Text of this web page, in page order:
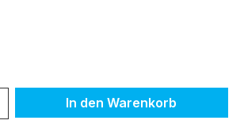
Gib den gewünschten
In den Warenkorb